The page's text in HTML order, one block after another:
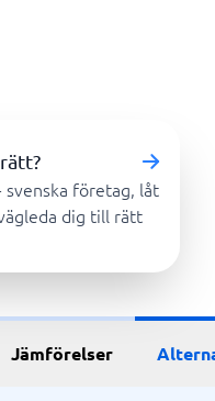
svenska företag, låt
dig till rätt
Jämförelser